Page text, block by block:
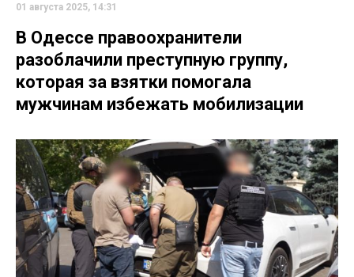
01 августа 2025, 14:31
В Одессе правоохранители
разоблачили преступную группу,
которая за взятки помогала
мужчинам избежать мобилизации